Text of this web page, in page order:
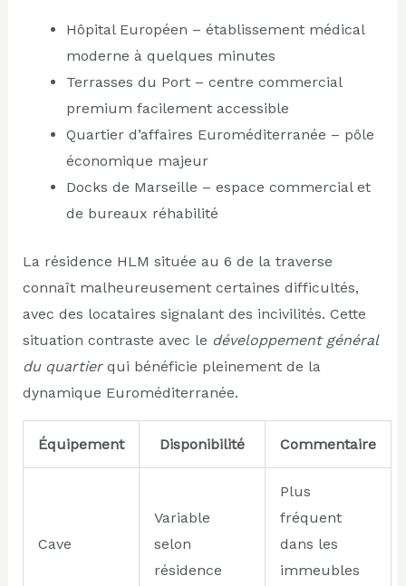
Hôpital Européen – établissement médical
moderne à quelques minutes
Terrasses du Port – centre commercial
premium facilement accessible
Quartier d’affaires Euroméditerranée – pôle
économique majeur
Docks de Marseille – espace commercial et
de bureaux réhabilité
La résidence HLM située au 6 de la traverse
connaît malheureusement certaines difficultés,
avec des locataires signalant des incivilités. Cette
situation contraste avec le développement général
du quartierqui bénéficie pleinement de la
dynamique Euroméditerranée.
Équipement Disponibilité Commentaire
Cave
Variable
selon
résidence
Plus
fréquent
dans les
immeubles